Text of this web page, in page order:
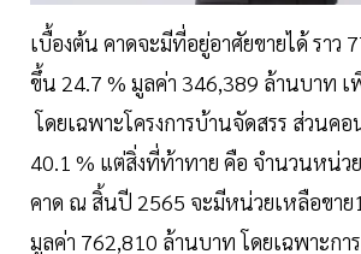
เบื้องต้น คาดจะมีที่อยู่อาศัยขายได้ ราว
ขึ้น 24.7 % มูลค่า 346,389 ล้านบาท
โดยเฉพาะโครงการบ้านจัดสรร ส่วนค
40.1 % แต่สิ่งที่ท้าทาย คือ จำนวนหน่ว
คาด ณ สิ้นปี 2565 จะมีหน่วยเหลือขาย
มูลค่า 762,810 ล้านบาท โดยเฉพาะกา